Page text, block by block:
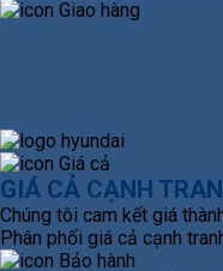
GIÁ CẢ CẠNH
Chúng tôi cam kết giá
Phân phối giá cả cạnh